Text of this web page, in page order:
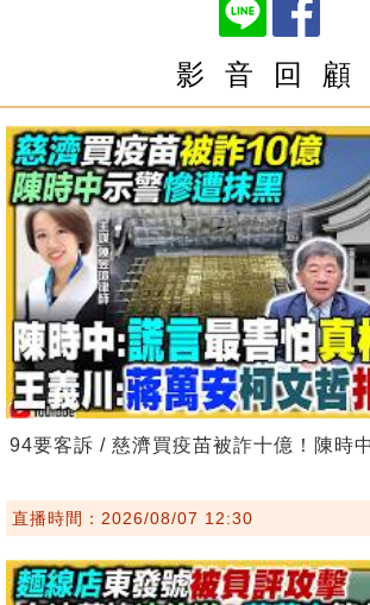
影 音 回 顧
94要客訴 / 慈濟買疫苗被詐十億！陳時
直播時間：2026/08/07 12:30